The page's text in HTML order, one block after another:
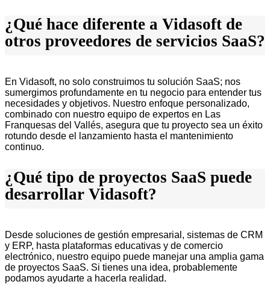
¿Qué hace diferente a Vidasoft de
otros proveedores de servicios SaaS?
En Vidasoft, no solo construimos tu solución SaaS; nos
sumergimos profundamente en tu negocio para entender tus
necesidades y objetivos. Nuestro enfoque personalizado,
combinado con nuestro equipo de expertos en Las
Franquesas del Vallés, asegura que tu proyecto sea un éxito
rotundo desde el lanzamiento hasta el mantenimiento
continuo.
¿Qué tipo de proyectos SaaS puede
desarrollar Vidasoft?
Desde soluciones de gestión empresarial, sistemas de CRM
y ERP, hasta plataformas educativas y de comercio
electrónico, nuestro equipo puede manejar una amplia gama
de proyectos SaaS. Si tienes una idea, probablemente
podamos ayudarte a hacerla realidad.